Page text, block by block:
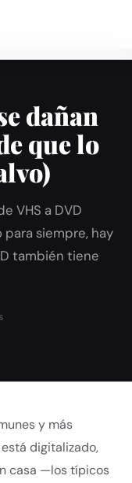
dañan
que lo
VHS a DVD
para siempre, hay
también tiene
y más
digitalizado,
casa —los típicos